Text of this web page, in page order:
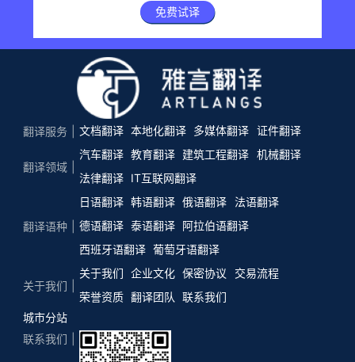
免费试译
翻译服务 文档翻译 本地化翻译 多媒体翻译 证件翻译
翻译领域
汽车翻译 教育翻译 建筑工程翻译 机械翻译
法律翻译
IT互联网翻译
翻译语种
日语翻译 韩语翻译 俄语翻译
法语翻译
德语翻译 泰语翻译 阿拉伯语翻译
西班牙语翻译 葡萄牙语翻译
关于我们
关于我们 企业文化 保密协议
交易流程
荣誉资质 翻译团队
联系我们
城市分站
联系我们